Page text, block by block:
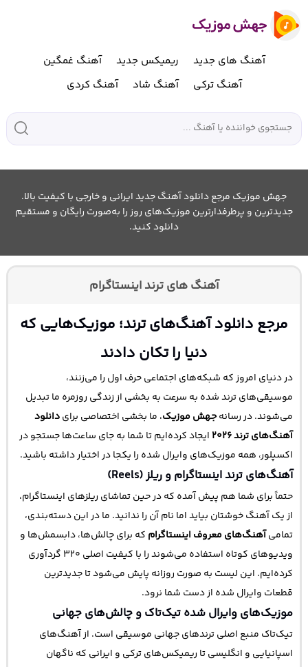
آهنگ های جدید ریمیکس جدید
آهنگ غمگین
آهنگ ترکی
آهنگ شاد آهنگ کردی
جهش موزیک مرجع دانلود آهنگ جدید ایرانی و خارجی با کیفیت بالا.
جدیدترین و پرطرفدارترین موزیک‌های روز را به‌صورت رایگان و مستقیم
دانلود کنید.
آهنگ های ترند اینستاگرام
مرجع دانلود آهنگ‌های ترند؛ موزیک‌هایی که
دنیا را تکان دادند
در دنیای امروز که شبکه‌های اجتماعی حرف اول را می‌زنند،
موسیقی‌های ترند شده به سرعت به بخشی از زندگی روزمره ما تبدیل
می‌شوند. در رسانهجهش موزیک، ما بخشی اختصاصی برایدانلود
آهنگ‌های ترند ۲۰۲۶
ایجاد کرده‌ایم تا شما به جای ساعت‌ها جستجو در
اکسپلور، همه موزیک‌های وایرال شده را یکجا در اختیار داشته باشید.
آهنگ‌های ترند اینستاگرام و ریلز (Reels)
حتماً برای شما هم پیش آمده که در حین تماشای ریلزهای اینستاگرام،
از یک آهنگ خوشتان بیاید اما نام آن را ندانید. ما در این دسته‌بندی،
تمامیآهنگ‌های معروف اینستاگرام که برای چالش‌ها، دابسمش‌ها و
ویدیوهای کوتاه استفاده می‌شوند را با کیفیت اصلی ۳۲۰ گردآوری
کرده‌ایم. این لیست به صورت روزانه پایش می‌شود تا جدیدترین
قطعات وایرال شده از دست شما نرود.
موزیک‌های وایرال شده تیک‌تاک و چالش‌های جهانی
تیک‌تاک منبع اصلی ترندهای جهانی موسیقی است. از آهنگ‌های
اسپانیایی و انگلیسی تا ریمیکس‌های ترکی و ایرانی که ناگهان